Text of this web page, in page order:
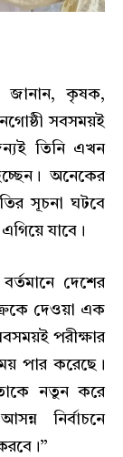
জানান, কৃষক,
সবসময়ই
তিনি এখন
অনেকের
সূচনা ঘটবে
যাবে।
দেশের
দেওয়া এক
পরীক্ষার
পার করেছে।
নতুন করে
নির্বাচনে